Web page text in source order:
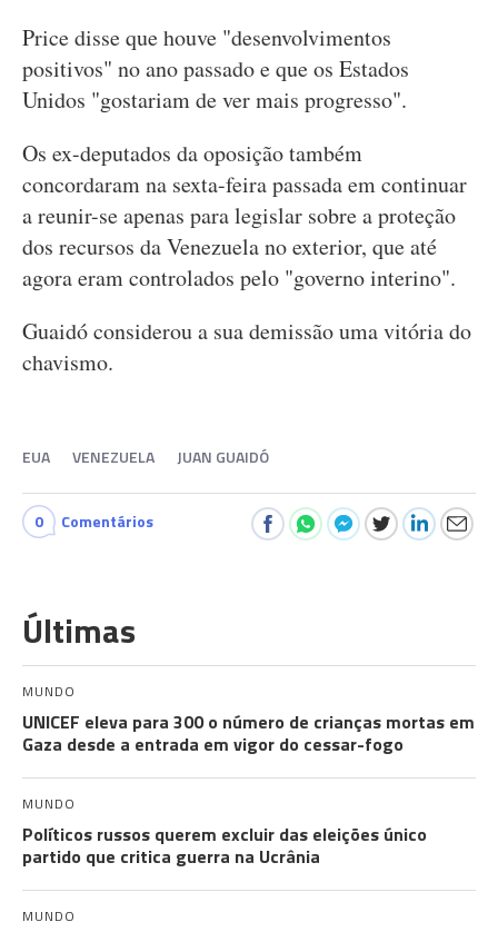
Price disse que houve "desenvolvimentos
positivos" no ano passado e que os Estados
Unidos "gostariam de ver mais progresso".
Os ex-deputados da oposição também
concordaram na sexta-feira passada em continuar
a reunir-se apenas para legislar sobre a proteção
dos recursos da Venezuela no exterior, que até
agora eram controlados pelo "governo interino".
Guaidó considerou a sua demissão uma vitória do
chavismo.
EUA VENEZUELA JUAN GUAIDÓ
0 Comentários
Últimas
MUNDO
UNICEF eleva para 300 o número de crianças mortas em
Gaza desde a entrada em vigor do cessar-fogo
MUNDO
Políticos russos querem excluir das eleições único
partido que critica guerra na Ucrânia
MUNDO